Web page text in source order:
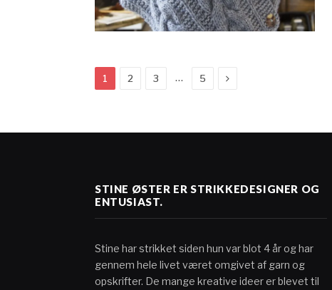
1 2 3 … 5 Next
STINE ØSTER ER STRIKKEDESIGNER OG
ENTUSIAST.
Stine har strikket siden hun var blot 4 år og har
gennem hele livet været omgivet af garn og
opskrifter. De mange kreative ideer er blevet til